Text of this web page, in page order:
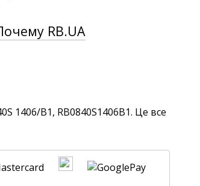
RB.UA
1406/B1, RB0840S1406B1. Це все